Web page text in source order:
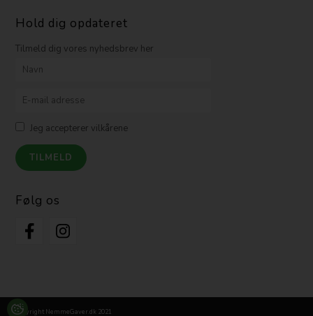
Hold dig opdateret
Tilmeld dig vores nyhedsbrev her
Jeg accepterer vilkårene
Følg os
Copyright NemmeGaver.dk 2021